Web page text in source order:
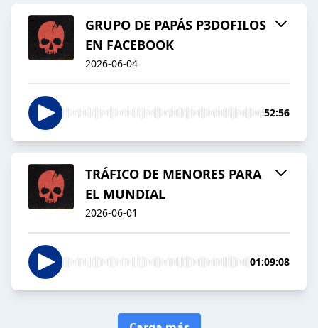
GRUPO DE PAPÁS P3DOFILOS
EN FACEBOOK
2026-06-04
52:56
TRÁFICO DE MENORES PARA
EL MUNDIAL
2026-06-01
01:09:08